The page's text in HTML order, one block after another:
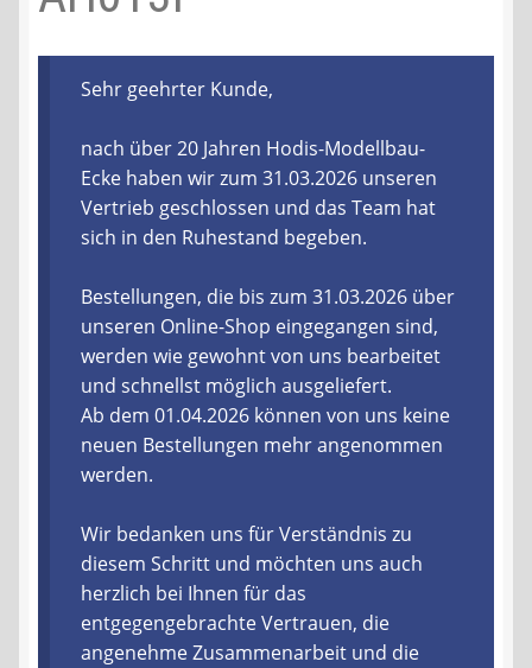
Recycling, Entsorgung und Umwelt
Shop
Warenkorb
Ablauf einer Bestellung
Zahlungsarten
Lieferzeit & Verfügbarkeit
Gutschein
Batterien- und Akku Verordnung
Elektro- und Elektronikgeräte Verordnung
Öle- und Schmierstoff Verordnung
Sehr geehrter Kunde,
nach über 20 Jahren Hodis-Modellbau-
Ecke haben wir zum 31.03.2026 unseren
Vertrieb geschlossen und das Team hat
sich in den Ruhestand begeben.
Bestellungen, die bis zum 31.03.2026 über
unseren Online-Shop eingegangen sind,
werden wie gewohnt von uns bearbeitet
und schnellst möglich ausgeliefert.
Ab dem 01.04.2026 können von uns keine
neuen Bestellungen mehr angenommen
werden.
Wir bedanken uns für Verständnis zu
diesem Schritt und möchten uns auch
herzlich bei Ihnen für das
entgegengebrachte Vertrauen, die
angenehme Zusammenarbeit und die